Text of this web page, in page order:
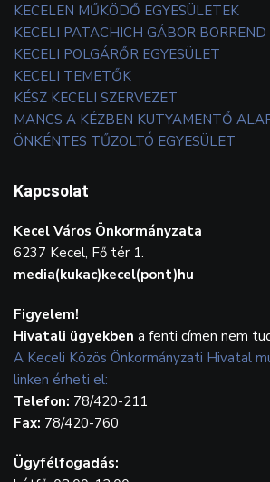
KECELEN MŰKÖDŐ EGYESÜLETEK
KECELI PATACHICH GÁBOR BORREND
KECELI POLGÁRŐR EGYESÜLET
KECELI TEMETŐK
KÉSZ KECELI SZERVEZET
MANCS A KÉZBEN KUTYAMENTŐ
ÖNKÉNTES TŰZOLTÓ EGYESÜLET
Kapcsolat
Kecel Város Önkormányzata
6237 Kecel, Fő tér 1.
media(kukac)kecel(pont)hu
Figyelem!
Hivatali ügyekben a fenti címen nem
A Keceli Közös Önkormányzati Hivatal
linken érheti el:
Telefon: 78/420-211
Fax: 78/420-760
Ügyfélfogadás: